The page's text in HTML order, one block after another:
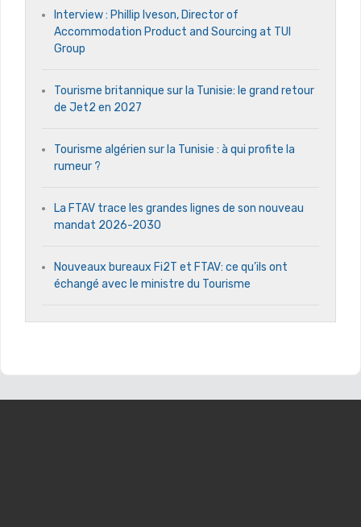
Interview : Phillip Iveson, Director of
Accommodation Product and Sourcing at TUI
Group
Tourisme britannique sur la Tunisie: le grand retour
de Jet2 en 2027
Tourisme algérien sur la Tunisie : à qui profite la
rumeur ?
La FTAV trace les grandes lignes de son nouveau
mandat 2026-2030
Nouveaux bureaux Fi2T et FTAV: ce qu’ils ont
échangé avec le ministre du Tourisme